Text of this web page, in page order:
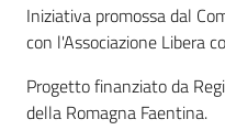
Per
i
cittadini
Cos'è
Iniziativa promossa dal
con l'Associazione Libera
Progetto finanziato da
della Romagna Faentina.